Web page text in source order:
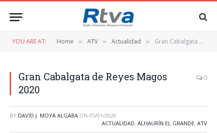
YOU ARE AT: Home » ATV » Actualidad » Gran Cabalgata de Reyes Magos 2020
Gran Cabalgata de Reyes Magos
2020
0
BY DAVID J. MOYA ALGABA ON 05/01/2020
ACTUALIDAD, ALHAURÍN EL GRANDE, ATV